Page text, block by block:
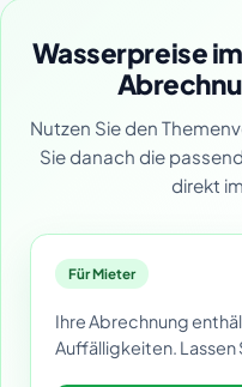
Wasserpreise
Nutzen Sie den
Sie danach die
direkt
Für Mieter
Ihre Abrechnung
Auffälligkeiten. Lassen